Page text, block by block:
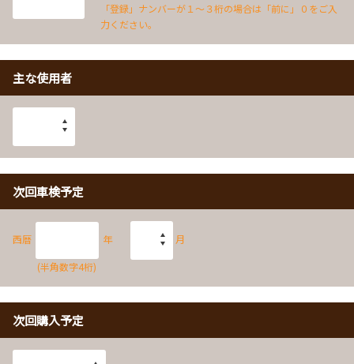
「登録」ナンバーが１～３桁の場合は「前に」０をご入
力ください。
主な使用者
次回車検予定
西暦 年
(半角数字4桁)
月
次回購入予定